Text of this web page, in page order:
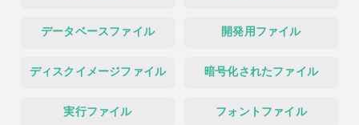
データベースファイル 開発用ファイル
ディスクイメージファイル 暗号化されたファイル
実行ファイル フォントファイル